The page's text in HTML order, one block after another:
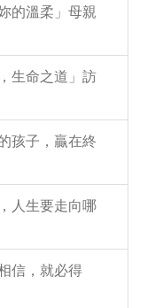
的溫柔」母親
生命之道」訪
孩子，贏在終
人生要走向哪
信，就必得